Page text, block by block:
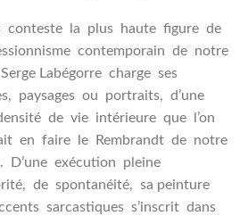
conteste la plus haute figure de
contemporain de notre
Labégorre charge ses
paysages ou portraits, d’une
de vie intérieure que l’on
en faire le Rembrandt de notre
D’une exécution pleine
de spontanéité, sa peinture
sarcastiques s’inscrit dans